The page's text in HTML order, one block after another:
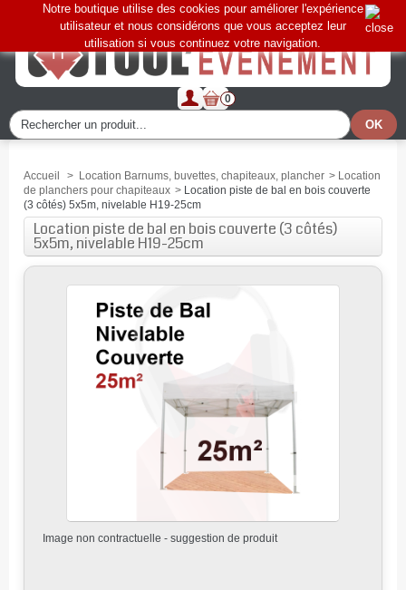
0
Notre boutique utilise des cookies pour améliorer l'expérience
utilisateur et nous considérons que vous acceptez leur
utilisation si vous continuez votre navigation.
Accueil > Location Barnums, buvettes, chapiteaux, plancher > Location
de planchers pour chapiteaux > Location piste de bal en bois couverte
(3 côtés) 5x5m, nivelable H19-25cm
Location piste de bal en bois couverte (3 côtés)
5x5m, nivelable H19-25cm
Image non contractuelle - suggestion de produit